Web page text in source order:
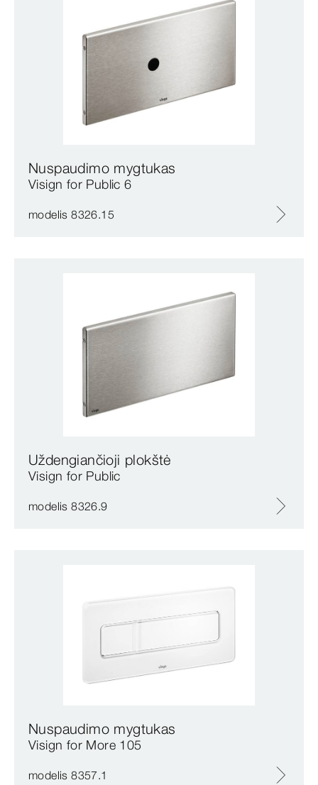
Nuspaudimo mygtukas
Visign for Public 6
modelis 8326.15
Uždengiančioji plokštė
Visign for Public
modelis 8326.9
Nuspaudimo mygtukas
Visign for More 105
modelis 8357.1